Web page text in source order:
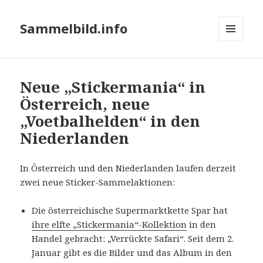
Sammelbild.info
Neue „Stickermania“ in
Österreich, neue
„Voetbalhelden“ in den
Niederlanden
In Österreich und den Niederlanden laufen derzeit
zwei neue Sticker-Sammelaktionen:
Die österreichische Supermarktkette Spar hat
ihre elfte „Stickermania“-Kollektion in den
Handel gebracht: „Verrückte Safari“. Seit dem 2.
Januar gibt es die Bilder und das Album in den